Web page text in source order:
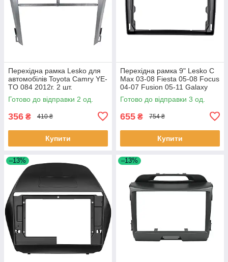
Перехідна рамка Lesko для
автомобілів Toyota Camry YE-
TO 084 2012г. 2 шт.
Готово до відправки 2 од.
356 ₴ 410 ₴
Купити
Перехідна рамка 9" Lesko C
Max 03-08 Fiesta 05-08 Focus
04-07 Fusion 05-11 Galaxy
06-08 Kuga 08-12 1 шт.
Готово до відправки 3 од.
655 ₴ 754 ₴
Купити
–13% –13%